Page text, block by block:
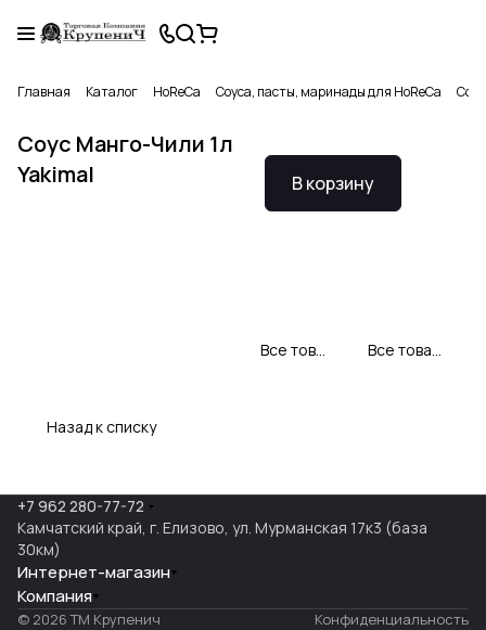
Главная Каталог HoReCa Соуса, пасты, маринады для HoReCa
Соус Манго-Чили 1л
Yakimal
В корзину
Все товары YAKIMAL Все товары категории
Назад к списку
+7 962 280-77-72
Камчатский край, г. Елизово, ул. Мурманская 17к3 (база
30км)
Интернет-магазин
Компания
© 2026 ТМ Крупенич
Конфиденциальность